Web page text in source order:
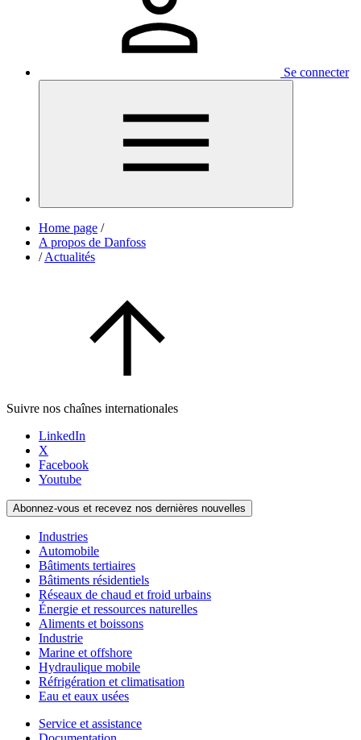
Se connecter
Home page /
A propos de Danfoss
/ Actualités
Suivre nos chaînes internationales
LinkedIn
X
Facebook
Youtube
Abonnez-vous et recevez nos dernières nouvelles
Industries
Automobile
Bâtiments tertiaires
Bâtiments résidentiels
Réseaux de chaud et froid urbains
Énergie et ressources naturelles
Aliments et boissons
Industrie
Marine et offshore
Hydraulique mobile
Réfrigération et climatisation
Eau et eaux usées
Service et assistance